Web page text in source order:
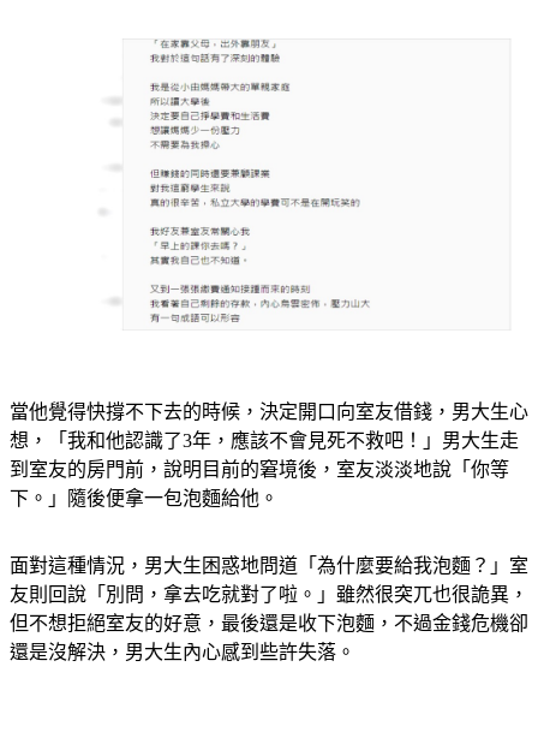
當他覺得快撐不下去的時候，決定開口向室友借錢，男大生心
想，「我和他認識了3年，應該不會見死不救吧！」男大生走
到室友的房門前，說明目前的窘境後，室友淡淡地說「你等
下。」隨後便拿一包泡麵給他。
面對這種情況，男大生困惑地問道「為什麼要給我泡麵？」室
友則回說「別問，拿去吃就對了啦。」雖然很突兀也很詭異，
但不想拒絕室友的好意，最後還是收下泡麵，不過金錢危機卻
還是沒解決，男大生內心感到些許失落。